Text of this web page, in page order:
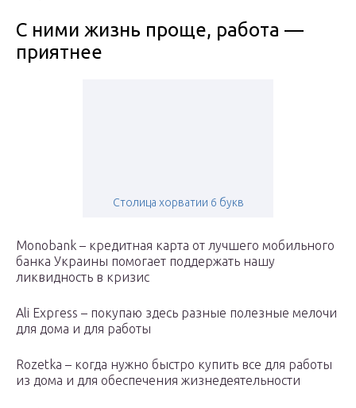
С ними жизнь проще, работа —
приятнее
Столица хорватии 6 букв
Monobank – кредитная карта от лучшего мобильного
банка Украины помогает поддержать нашу
ликвидность в кризис
Ali Express – покупаю здесь разные полезные мелочи
для дома и для работы
Rozetka – когда нужно быстро купить все для работы
из дома и для обеспечения жизнедеятельности